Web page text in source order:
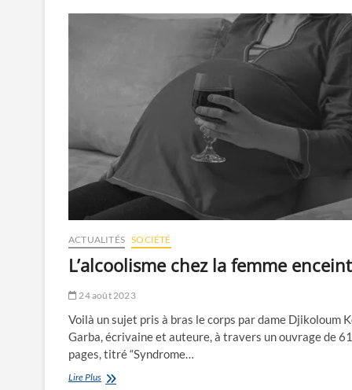
ACTUALITÉS SOCIÉTÉ
L’alcoolisme chez la femme
24 août 2023
Voilà un sujet pris à bras le corps par dame Djikoloum
Garba, écrivaine et auteure, à travers un ouvrage de 61
pages, titré “Syndrome…
Lire PlusL’alcoolisme